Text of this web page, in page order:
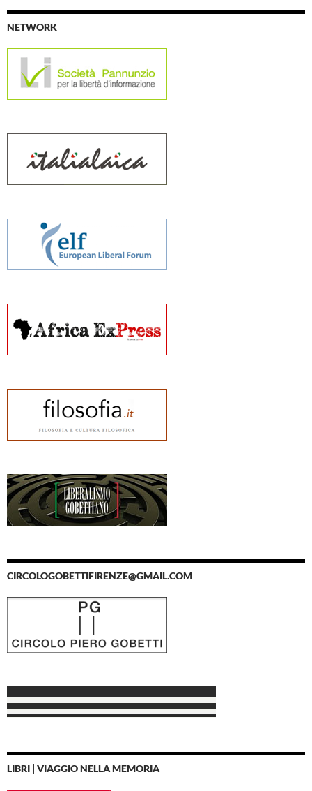
NETWORK
CIRCOLOGOBETTIFIRENZE@GMAIL.COM
LIBRI | VIAGGIO NELLA MEMORIA